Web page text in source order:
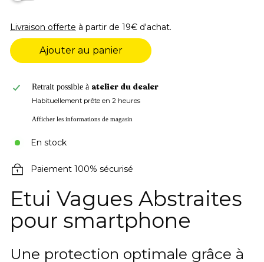
Livraison offerte à partir de 19€ d'achat.
Ajouter au panier
Retrait possible à atelier du dealer
Habituellement prête en 2 heures
Afficher les informations de magasin
En stock
Paiement 100% sécurisé
Etui Vagues Abstraites
pour smartphone
Une protection optimale grâce à